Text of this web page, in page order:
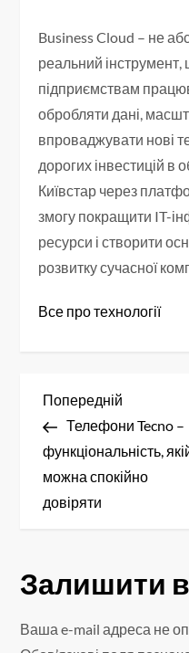
Business Cloud – не
реальний
підприємствам
обробляти дані,
впроваджувати нові
дорогих інвестицій в
Київстар через
змогу покращити IT-
ресурси і створити
розвитку сучасної
Все про технології
Н
а
в
а
Попередній
запис
Попередній
Телефони Tecno –
функціональність,
можна спокійно
довіряти
Залишити
Ваша e-mail адреса не